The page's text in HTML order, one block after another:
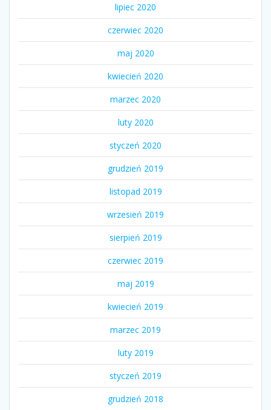
lipiec 2020
czerwiec 2020
maj 2020
kwiecień 2020
marzec 2020
luty 2020
styczeń 2020
grudzień 2019
listopad 2019
wrzesień 2019
sierpień 2019
czerwiec 2019
maj 2019
kwiecień 2019
marzec 2019
luty 2019
styczeń 2019
grudzień 2018